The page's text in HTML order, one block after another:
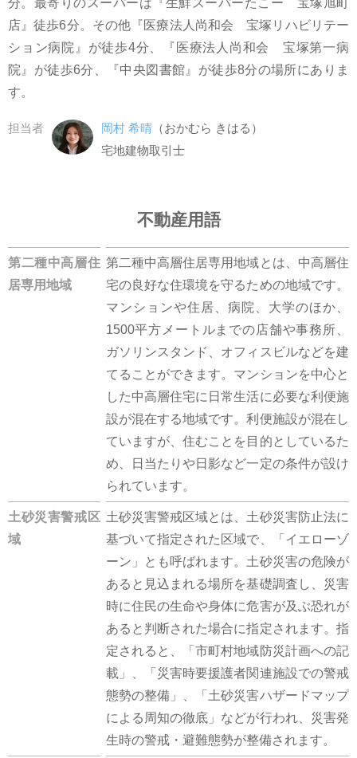
店』徒歩6分。その他『医療法人尚和会 宝塚リハビリテー
ション病院』が徒歩4分、『医療法人尚和会 宝塚第一病
院』が徒歩6分、『中央図書館』が徒歩8分の場所にありま
す。
担当者 岡村 希晴（おかむら きはる）
宅地建物取引士
不動産用語
第二種中高層住
居専用地域
第二種中高層住居専用地域とは、中高層住
宅の良好な住環境を守るための地域です。
マンションや住居、病院、大学のほか、
1500平方メートルまでの店舗や事務所、
ガソリンスタンド、オフィスビルなどを建
てることができます。マンションを中心と
した中高層住宅に日常生活に必要な利便施
設が混在する地域です。利便施設が混在し
ていますが、住むことを目的としているた
め、日当たりや日影など一定の条件が設け
られています。
土砂災害警戒区
域
土砂災害警戒区域とは、土砂災害防止法に
基づいて指定された区域で、「イエローゾ
ーン」とも呼ばれます。土砂災害の危険が
あると見込まれる場所を基礎調査し、災害
時に住民の生命や身体に危害が及ぶ恐れが
あると判断された場合に指定されます。指
定されると、「市町村地域防災計画への記
載」、「災害時要援護者関連施設での警戒
態勢の整備」、「土砂災害ハザードマップ
による周知の徹底」などが行われ、災害発
生時の警戒・避難態勢が整備されます。